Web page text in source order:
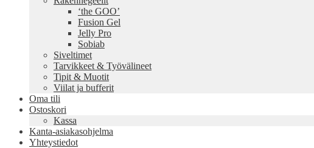
‘the GOO’
Fusion Gel
Jelly Pro
Sobiab
Siveltimet
Tarvikkeet & Työvälineet
Tipit & Muotit
Viilat ja bufferit
Oma tili
Ostoskori
Kassa
Kanta-asiakasohjelma
Yhteystiedot